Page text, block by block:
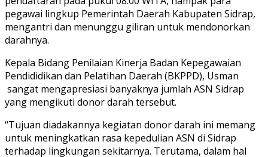
pegawai lingkup Pemerintah Daerah Kabupaten Sidrap,
mengantri dan menunggu giliran untuk mendonorkan
darahnya.
Kepala Bidang Penilaian Kinerja Badan Kepegawaian
Pendididikan dan Pelatihan Daerah (BKPPD), Usman
sangat mengapresiasi banyaknya jumlah ASN Sidrap
yang mengikuti donor darah tersebut.
“Tujuan diadakannya kegiatan donor darah ini memang
untuk meningkatkan rasa kepedulian ASN di Sidrap
terhadap lingkungan sekitarnya. Terutama, dalam hal